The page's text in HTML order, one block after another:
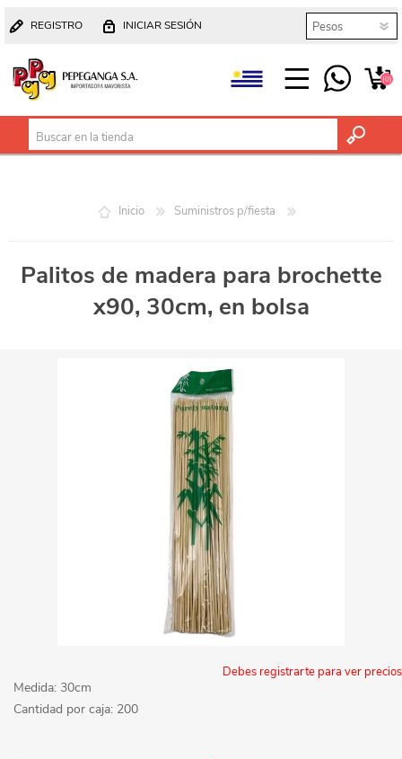
REGISTRO INICIAR SESIÓN
(0)
Inicio Suministros p/fiesta
Palitos de madera para brochette
x90, 30cm, en bolsa
Debes registrarte para ver precios
Medida: 30cm
Cantidad por caja: 200